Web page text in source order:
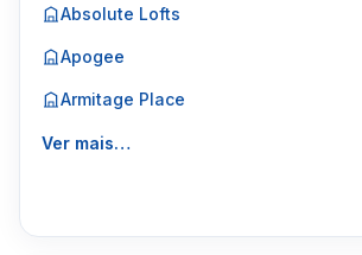
Absolute Lofts
Apogee
Armitage Place
Ver mais…